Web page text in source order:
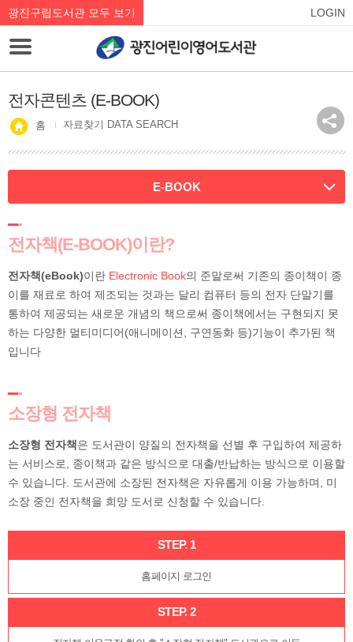
광진구립도서관 모두 보기 LOGIN
전자콘텐츠 (E-BOOK)
홈 자료찾기 DATA SEARCH
E-BOOK
전자책(E-BOOK)이란?
전자책(eBook)이란 Electronic Book의 준말로써 기존의 종이책이 종
이를 재료로 하여 제조되는 것과는 달리 컴퓨터 등의 전자 단말기를
통하여 제공되는 새로운 개념의 책으로써 종이책에서는 구현되지 못
하는 다양한 멀티미디어(애니메이션, 구연동화 등)기능이 추가된 책
입니다
소장형 전자책
소장형 전자책은 도서관이 양질의 전자책을 선별 후 구입하여 제공하
는 서비스로, 종이책과 같은 방식으로 대출/반납하는 방식으로 이용할
수 있습니다. 도서관에 소장된 전자책은 자유롭게 이용 가능하며, 미
소장 중인 전자책을 희망 도서로 신청할 수 있습니다.
STEP. 1
홈페이지 로그인
STEP. 2